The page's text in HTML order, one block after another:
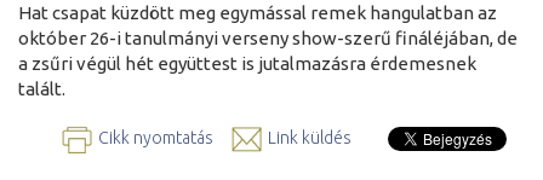
Hat csapat küzdött meg egymással remek hangulatban az
október 26-i tanulmányi verseny show-szerű fináléjában, de
a zsűri végül hét együttest is jutalmazásra érdemesnek
talált.
Cikk nyomtatás Link küldés